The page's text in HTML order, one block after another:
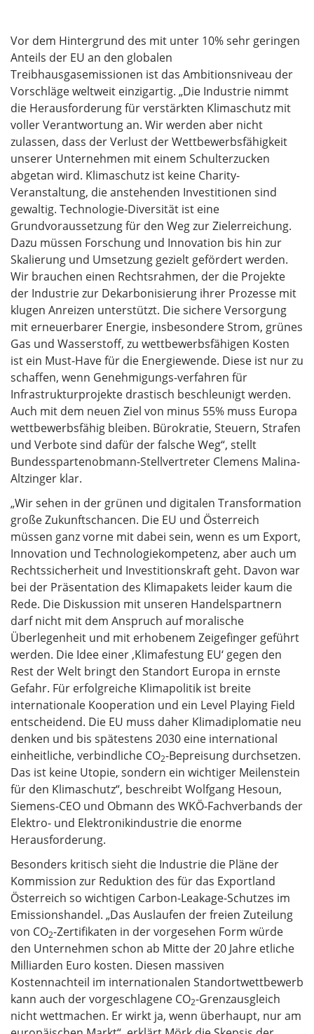
Vor dem Hintergrund des mit unter 10% sehr geringen
Anteils der EU an den globalen
Treibhausgasemissionen ist das Ambitionsniveau der
Vorschläge weltweit einzigartig. „Die Industrie nimmt
die Herausforderung für verstärkten Klimaschutz mit
voller Verantwortung an. Wir werden aber nicht
zulassen, dass der Verlust der Wettbewerbsfähigkeit
unserer Unternehmen mit einem Schulterzucken
abgetan wird. Klimaschutz ist keine Charity-
Veranstaltung, die anstehenden Investitionen sind
gewaltig. Technologie-Diversität ist eine
Grundvoraussetzung für den Weg zur Zielerreichung.
Dazu müssen Forschung und Innovation bis hin zur
Skalierung und Umsetzung gezielt gefördert werden.
Wir brauchen einen Rechtsrahmen, der die Projekte
der Industrie zur Dekarbonisierung ihrer Prozesse mit
klugen Anreizen unterstützt. Die sichere Versorgung
mit erneuerbarer Energie, insbesondere Strom, grünes
Gas und Wasserstoff, zu wettbewerbsfähigen Kosten
ist ein Must-Have für die Energiewende. Diese ist nur zu
schaffen, wenn Genehmigungs-verfahren für
Infrastrukturprojekte drastisch beschleunigt werden.
Auch mit dem neuen Ziel von minus 55% muss Europa
wettbewerbsfähig bleiben. Bürokratie, Steuern, Strafen
und Verbote sind dafür der falsche Weg“, stellt
Bundesspartenobmann-Stellvertreter Clemens Malina-
Altzinger klar.
„Wir sehen in der grünen und digitalen Transformation
große Zukunftschancen. Die EU und Österreich
müssen ganz vorne mit dabei sein, wenn es um Export,
Innovation und Technologiekompetenz, aber auch um
Rechtssicherheit und Investitionskraft geht. Davon war
bei der Präsentation des Klimapakets leider kaum die
Rede. Die Diskussion mit unseren Handelspartnern
darf nicht mit dem Anspruch auf moralische
Überlegenheit und mit erhobenem Zeigefinger geführt
werden. Die Idee einer ‚Klimafestung EU‘ gegen den
Rest der Welt bringt den Standort Europa in ernste
Gefahr. Für erfolgreiche Klimapolitik ist breite
internationale Kooperation und ein Level Playing Field
entscheidend. Die EU muss daher Klimadiplomatie neu
denken und bis spätestens 2030 eine international
einheitliche, verbindliche CO2-Bepreisung durchsetzen.
Das ist keine Utopie, sondern ein wichtiger Meilenstein
für den Klimaschutz“, beschreibt Wolfgang Hesoun,
Siemens-CEO und Obmann des WKÖ-Fachverbands der
Elektro- und Elektronikindustrie die enorme
Herausforderung.
Besonders kritisch sieht die Industrie die Pläne der
Kommission zur Reduktion des für das Exportland
Österreich so wichtigen Carbon-Leakage-Schutzes im
Emissionshandel. „Das Auslaufen der freien Zuteilung
von CO2-Zertifikaten in der vorgesehen Form würde
den Unternehmen schon ab Mitte der 20 Jahre etliche
Milliarden Euro kosten. Diesen massiven
Kostennachteil im internationalen Standortwettbewerb
kann auch der vorgeschlagene CO2-Grenzausgleich
nicht wettmachen. Er wirkt ja, wenn überhaupt, nur am